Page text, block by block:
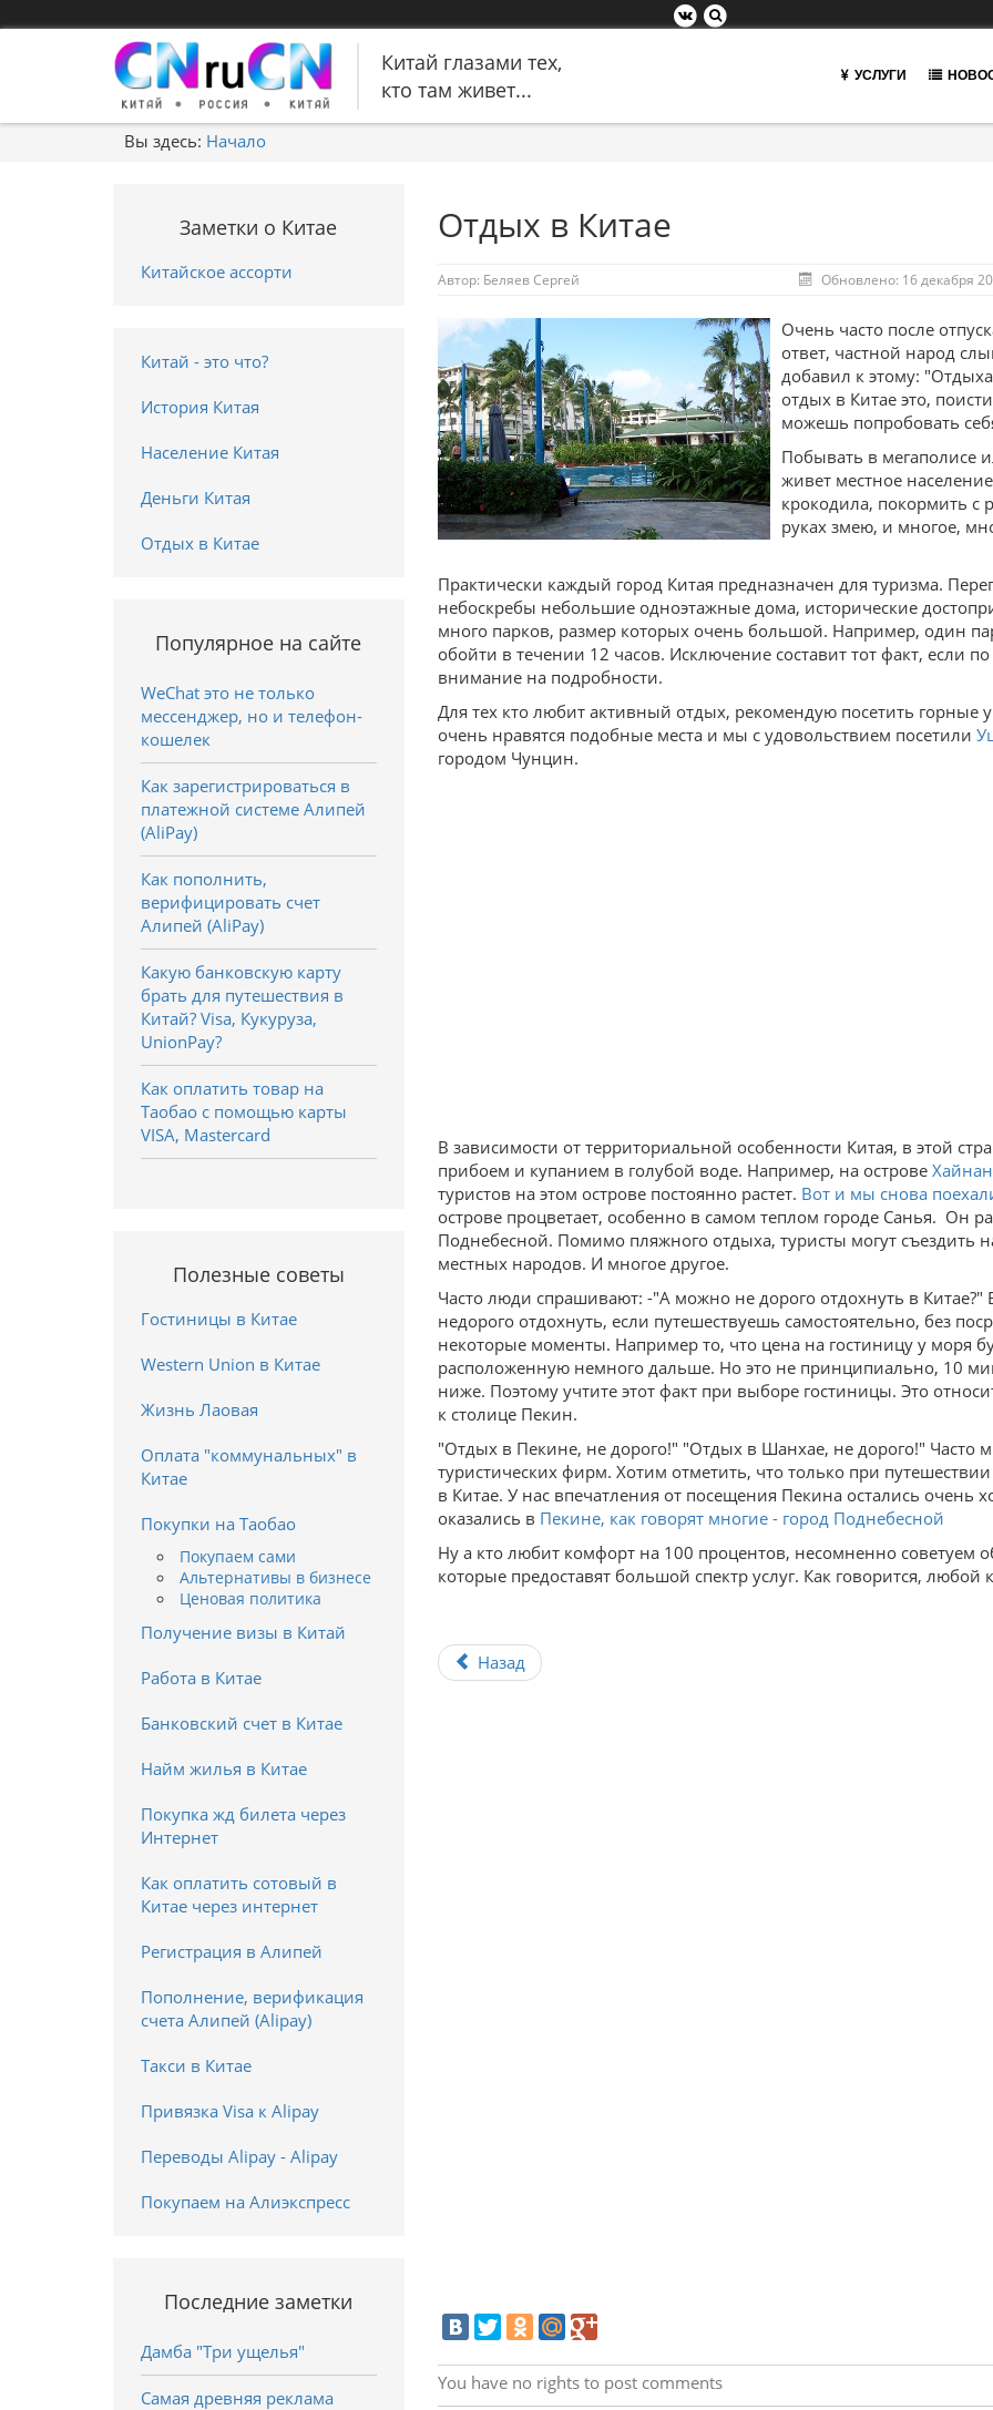
Китай глазами тех,
кто там живет...
УСЛУГИ
Вы здесь: Начало
Отдых в Китае
Автор: Беляев Сергей Обновлено: 16 декабря
Очень часто после
ответ, частной народ
добавил к этому:
отдых в Китае это,
можешь попробовать
Побывать в мегаполисе
живет местное
крокодила, покормить с
руках змею, и многое,
Практически каждый город Китая предназначен для туризма.
небоскребы небольшие одноэтажные дома, исторические
много парков, размер которых очень большой. Например, один
обойти в течении 12 часов. Исключение составит тот факт, если
внимание на подробности.
Для тех кто любит активный отдых, рекомендую посетить
очень нравятся подобные места и мы с удовольствием посетили
городом Чунцин.
В зависимости от территориальной особенности Китая, в этой
прибоем и купанием в голубой воде. Например, на острове
туристов на этом острове постоянно растет. Вот и мы снова
острове процветает, особенно в самом теплом городе Санья. Он
Поднебесной. Помимо пляжного отдыха, туристы могут съездить
местных народов. И многое другое.
Часто люди спрашивают: -"А можно не дорого отдохнуть в
недорого отдохнуть, если путешествуешь самостоятельно, без
некоторые моменты. Например то, что цена на гостиницу у моря
расположенную немного дальше. Но это не принципиально, 10
ниже. Поэтому учтите этот факт при выборе гостиницы. Это
к столице Пекин.
"Отдых в Пекине, не дорого!" "Отдых в Шанхае, не дорого!" Часто
туристических фирм. Хотим отметить, что только при
в Китае. У нас впечатления от посещения Пекина остались очень
оказались в Пекине, как говорят многие - город Поднебесной
Ну а кто любит комфорт на 100 процентов, несомненно советуем
которые предоставят большой спектр услуг. Как говорится, любой
Назад
You have no rights to post comments
Заметки о Китае
Китайское ассорти
Китай - это что?
История Китая
Население Китая
Деньги Китая
Отдых в Китае
Популярное на сайте
WeChat это не только
мессенджер, но и телефон-
кошелек
Как зарегистрироваться в
платежной системе Алипей
(AliPay)
Как пополнить,
верифицировать счет
Алипей (AliPay)
Какую банковскую карту
брать для путешествия в
Китай? Visa, Кукуруза,
UnionPay?
Как оплатить товар на
Таобао с помощью карты
VISA, Mastercard
Полезные советы
Гостиницы в Китае
Western Union в Китае
Жизнь Лаовая
Оплата "коммунальных" в
Китае
Покупки на Таобао
Покупаем сами
Альтернативы в бизнесе
Ценовая политика
Получение визы в Китай
Работа в Китае
Банковский счет в Китае
Найм жилья в Китае
Покупка жд билета через
Интернет
Как оплатить сотовый в
Китае через интернет
Регистрация в Алипей
Пополнение, верификация
счета Алипей (Alipay)
Такси в Китае
Привязка Visa к Alipay
Переводы Alipay - Alipay
Покупаем на Алиэкспресс
Последние заметки
Дамба "Три ущелья"
Самая древняя реклама